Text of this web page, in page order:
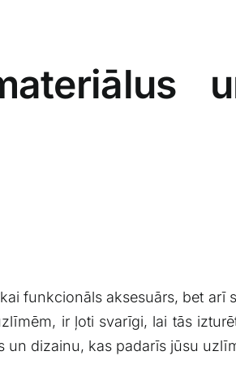
funkcionāls aksesuārs, bet
ir⁤ ļoti svarīgi, lai tās
un ⁢dizainu, kas ⁤padarīs jūsu